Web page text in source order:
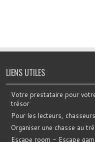
LIENS UTILES
Votre prestataire pour
trésor
Pour les lecteurs,
Organiser une chasse au
Escape room - Escape